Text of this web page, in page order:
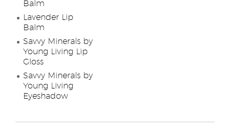
Balm
Lavender Lip
Balm
Savvy Minerals by
Young Living Lip
Gloss
Savvy Minerals by
Young Living
Eyeshadow